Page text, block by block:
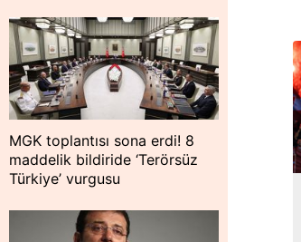
MGK toplantısı sona erdi! 8
maddelik bildiride ‘Terörsüz
Türkiye’ vurgusu